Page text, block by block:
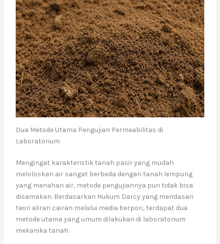
Dua Metode Utama Pengujian Permeabilitas di
Laboratorium
Mengingat karakteristik tanah pasir yang mudah
meloloskan air sangat berbeda dengan tanah lempung
yang menahan air, metode pengujiannya pun tidak bisa
disamakan. Berdasarkan Hukum Darcy yang mendasari
teori aliran cairan melalui media berpori, terdapat dua
metode utama yang umum dilakukan di laboratorium
mekanika tanah.